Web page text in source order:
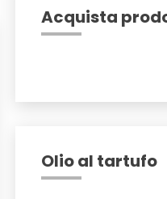
Acquista
Olio al tartufo